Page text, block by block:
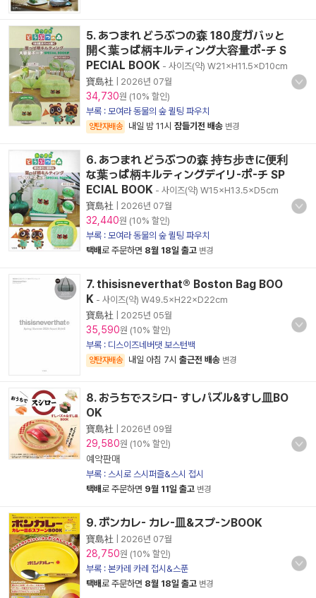
5. あつまれ どうぶつの森 180度ガバッと
開く葉っぱ柄キルティング大容量ポ-チ S
PECIAL BOOK - 사이즈(약) W21×H11.5×D10cm
寶島社
2026년 07월
34,730원 (10% 할인)
부록 : 모여라 동물의 숲 퀼팅 파우치
양탄자배송 내일 밤 11시 잠들기전 배송 변경
6. あつまれ どうぶつの森 持ち步きに便利
な葉っぱ柄キルティングデイリ-ポ-チ SP
ECIAL BOOK - 사이즈(약) W15×H13.5×D5cm
寶島社
2026년 07월
32,440원 (10% 할인)
부록 : 모여라 동물의 숲 퀼팅 파우치
택배로 주문하면 8월 18일 출고 변경
7. thisisneverthat® Boston Bag BOO
K - 사이즈(약) W49.5×H22×D22cm
寶島社
2025년 05월
35,590원 (10% 할인)
부록 : 디스이즈네버댓 보스턴백
양탄자배송 내일 아침 7시 출근전 배송 변경
8. おうちでスシロ- すしパズル&すし皿BO
OK
寶島社 2026년 09월
29,580원 (10% 할인)
예약판매
부록 : 스시로 스시퍼즐&스시 접시
택배로 주문하면 9월 11일 출고 변경
9. ボンカレ- カレ-皿&スプ-ンBOOK
寶島社 2026년 07월
28,750원 (10% 할인)
부록 : 본카레 카레 접시&스푼
택배로 주문하면 8월 18일 출고 변경